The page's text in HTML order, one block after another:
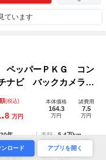
ています
ペッパーＰＫＧ コン
ナビ バックカメラ
アランスソナー オ
ントセーフティ
(税込)
8 万円
本体価格
164.3
万円
諸費用
7.5
万円
年 走行
5.4万km
排気
1500cc
整備付 修復 なし
ンロード アプリを開く